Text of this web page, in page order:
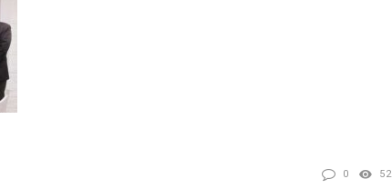
0 52